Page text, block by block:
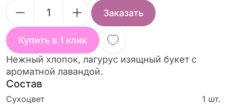
Заказать
Купить в 1 клик
Нежный хлопок, лагурус изящный букет с
ароматной лавандой.
Состав
Сухоцвет 1 шт.